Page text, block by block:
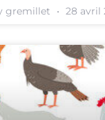
gremillet 28 avril